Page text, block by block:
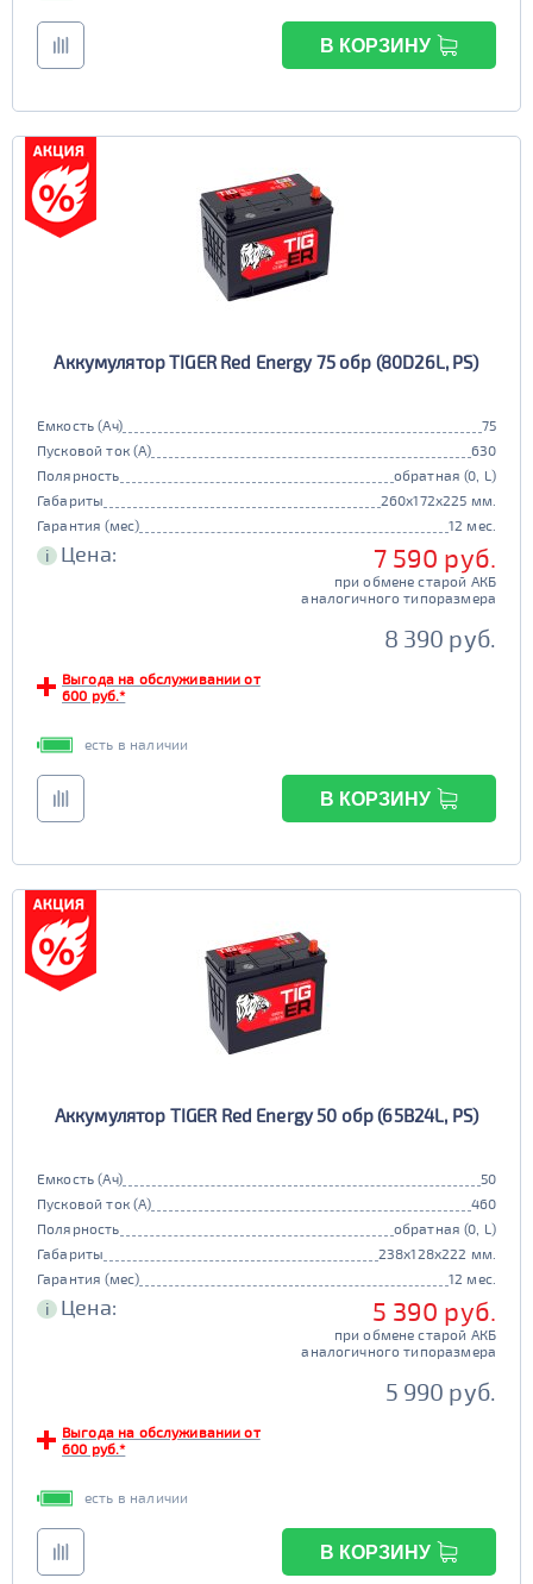
В КОРЗИНУ
Аккумулятор TIGER Red Energy 75 обр (80D26L, PS)
Емкость (Ач)
75
Пусковой ток (А)
630
Полярность
обратная (0, L)
Габариты
260x172x225 мм.
Гарантия (мес)
12 мес.
i Цена: 7 590 руб.
при обмене старой АКБ
аналогичного типоразмера
8 390 руб.
Выгода на обслуживании от
600 руб.*
есть в наличии
В КОРЗИНУ
Аккумулятор TIGER Red Energy 50 обр (65B24L, PS)
Емкость (Ач)
50
Пусковой ток (А)
460
Полярность
обратная (0, L)
Габариты
238x128x222 мм.
Гарантия (мес)
12 мес.
i Цена: 5 390 руб.
при обмене старой АКБ
аналогичного типоразмера
5 990 руб.
Выгода на обслуживании от
600 руб.*
есть в наличии
В КОРЗИНУ